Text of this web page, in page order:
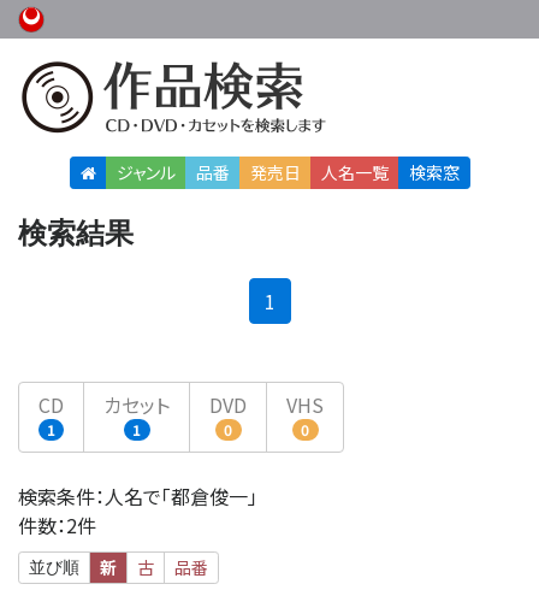
ジャンル 品番 発売日 人名一覧 検索窓
検索結果
1
CD
1
カセット
1
DVD
0
VHS
0
検索条件：人名で「都倉俊一」
件数：2件
並び順 新 古 品番